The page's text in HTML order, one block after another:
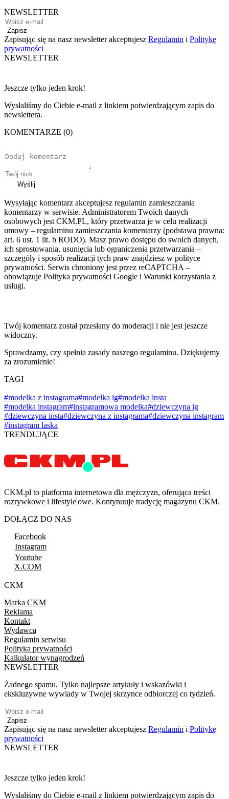
NEWSLETTER
Zapisz
Zapisując się na nasz newsletter akceptujesz Regulamin i Politykę
prywatności
NEWSLETTER
Jeszcze tylko jeden krok!
Wysłaliśmy do Ciebie e-mail z linkiem potwierdzającym zapis do
newslettera.
KOMENTARZE (0)
Wyślij
Wysyłając komentarz akceptujesz regulamin zamieszczania
komentarzy w serwisie. Administratorem Twoich danych
osobowych jest CKM.PL, który przetwarza je w celu realizacji
umowy – regulaminu zamieszczania komentarzy (podstawa prawna:
art. 6 ust. 1 lit. b RODO). Masz prawo dostępu do swoich danych,
ich sprostowania, usunięcia lub ograniczenia przetwarzania –
szczegóły i sposób realizacji tych praw znajdziesz w polityce
prywatności. Serwis chroniony jest przez reCAPTCHA –
obowiązuje Polityka prywatności Google i Warunki korzystania z
usługi.
Twój komentarz został przesłany do moderacji i nie jest jeszcze
widoczny.
Sprawdzamy, czy spełnia zasady naszego regulaminu. Dziękujemy
za zrozumienie!
TAGI
#modelka z instagrama#modelka ig#modelka insta
#modelka instagram#instagramowa modelka#dziewczyna ig
#dziewczyna insta#dziewczyna z instagrama#dziewczyna instagram
#instagram laska
TRENDUJĄCE
CKM.pl to platforma internetowa dla mężczyzn, oferująca treści
rozrywkowe i lifestyle'owe. Kontynuuje tradycję magazynu CKM.
DOŁĄCZ DO NAS
Facebook
Instagram
Youtube
X.COM
CKM
Marka CKM
Reklama
Kontakt
Wydawca
Regulamin serwisu
Polityka prywatności
Kalkulator wynagrodzeń
NEWSLETTER
Żadnego spamu. Tylko najlepsze artykuły i wskazówki i
ekskluzywne wywiady w Twojej skrzynce odbiorczej co tydzień.
Zapisz
Zapisując się na nasz newsletter akceptujesz Regulamin i Politykę
prywatności
NEWSLETTER
Jeszcze tylko jeden krok!
Wysłaliśmy do Ciebie e-mail z linkiem potwierdzającym zapis do